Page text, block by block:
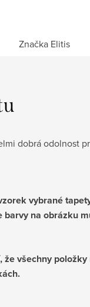
Značka Elitis
dobrá odolnost
vybrané
barvy na obrázku
všechny